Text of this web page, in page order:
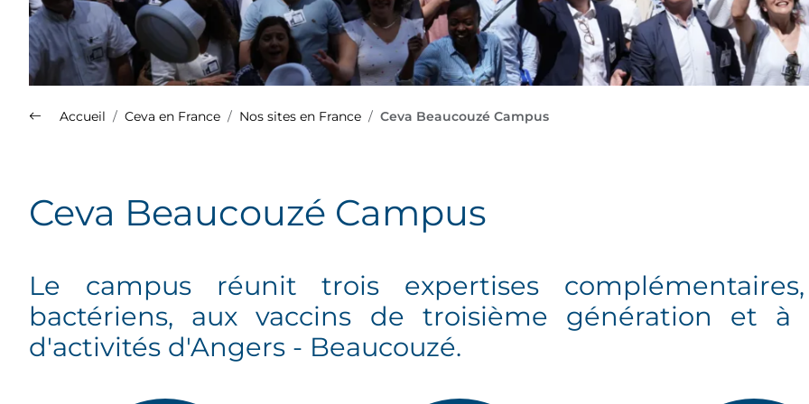
Plus d'info sur le Groupe Ceva
Découvrez la présentation de
l'ensemble de nos spécialités
sur le site Med'Vet.
Accueil Ceva en France Nos sites en France Ceva Beaucouzé Campus
Ceva Beaucouzé Campus
Le campus réunit trois expertises
bactériens, aux vaccins de troisième génération et à
d'activités d'Angers - Beaucouzé.